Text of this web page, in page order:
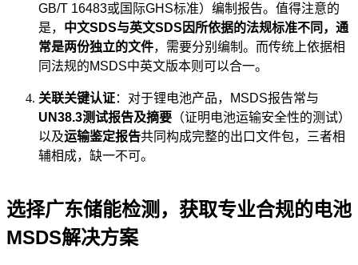
GB/T 16483或国际GHS标准）编制报告。值得注意的
是， 中文SDS与英文SDS因所依据的法规标准不同，通
常是两份独立的文件，需要分别编制。而传统上依据相
同法规的MSDS中英文版本则可以合一。
关联关键认证：对于锂电池产品，MSDS报告常与
UN38.3测试报告及摘要 （证明电池运输安全性的测试）
以及运输鉴定报告共同构成完整的出口文件包，三者相
辅相成，缺一不可。
选择广东储能检测，获取专业合规的电池
MSDS解决方案